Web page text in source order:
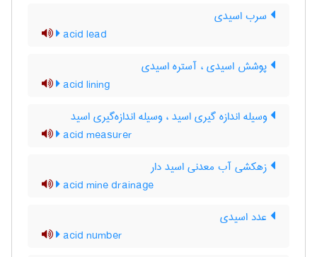
سرب اسیدی
acid lead
پوشش اسیدی ، آستره اسیدی
acid lining
وسیله اندازه گیری اسید ، وسیله اندازه‌گیری اسید
acid measurer
زهکشی آب معدنی اسید دار
acid mine drainage
عدد اسیدی
acid number